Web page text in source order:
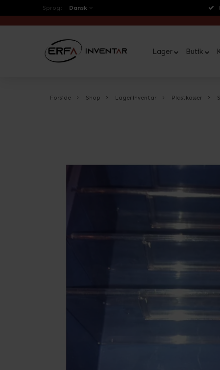
Sprog: Dansk
Lager Butik
Forside Shop Lagerinventar Plastkasser